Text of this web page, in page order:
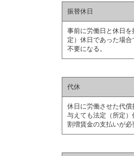
振替休日
事前に労働日と休日
定）休日であった場
不要になる。
代休
休日に労働させた代
与えても法定（所定
割増賃金の支払いが必